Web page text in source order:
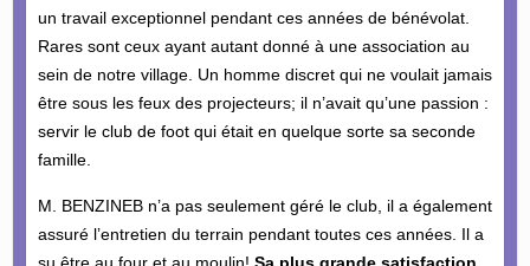
un travail exceptionnel pendant ces années de bénévolat.
Rares sont ceux ayant autant donné à une association au
sein de notre village. Un homme discret qui ne voulait jamais
être sous les feux des projecteurs; il n’avait qu’une passion :
servir le club de foot qui était en quelque sorte sa seconde
famille.
M. BENZINEB n’a pas seulement géré le club, il a également
assuré l’entretien du terrain pendant toutes ces années. Il a
su être au four et au moulin! Sa plus grande satisfaction